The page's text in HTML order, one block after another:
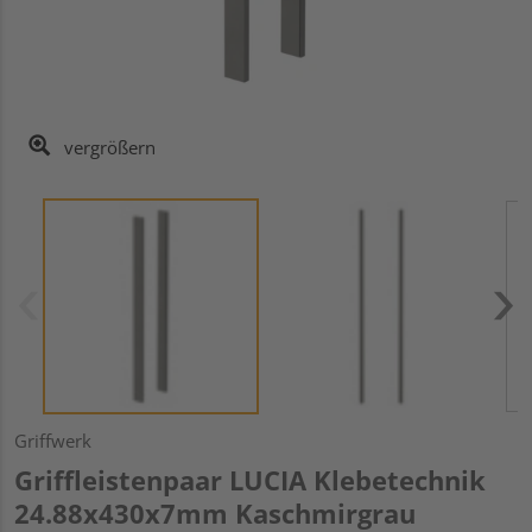
vergrößern
Griffwerk
Griffleistenpaar LUCIA Klebetechnik
24.88x430x7mm Kaschmirgrau